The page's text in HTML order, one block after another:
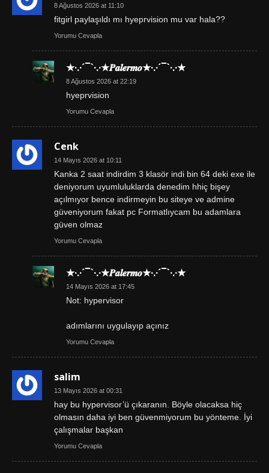
8 Ağustos 2026 at 11:10
fitgirl paylaşıldı mı hyeprvision mu var hala??
Yorumu Cevapla
★·.·´¯`·.·★𝑷𝒂𝒍𝒆𝒓𝒎𝒐★·.·´¯`·.·★
8 Ağustos 2026 at 22:19
hyeprvision
Yorumu Cevapla
Cenk
14 Mayıs 2026 at 10:11
Kanka 2 saat indirdim 3 klasör indi bin 64 deki exe ile
deniyorum uyumluluklarda denedim hhiç bişey
açılmıyor bence indirmeyin bu siteye ve admine
güveniyorum fakat pc Formatlıycam bu adamlara
güven olmaz
Yorumu Cevapla
★·.·´¯`·.·★𝑷𝒂𝒍𝒆𝒓𝒎𝒐★·.·´¯`·.·★
14 Mayıs 2026 at 17:45
Not: hypervisor
adımlarını uygulayıp açınız
Yorumu Cevapla
salim
13 Mayıs 2026 at 00:31
hay bu hypervisor’ü çıkaranın. Böyle olacaksa hiç
olmasın daha iyi ben güvenmiyorum bu yönteme. İyi
çalışmalar başkan
Yorumu Cevapla